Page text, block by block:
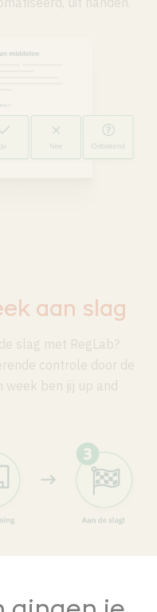
aan slag
slag met RegLab?
controle door de
week ben jij up and